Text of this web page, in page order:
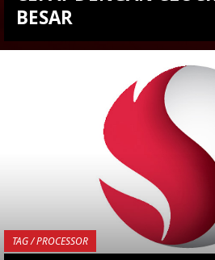
BESAR
KEMBALI KE
TAG / PROCESSOR